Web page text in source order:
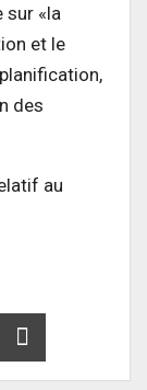
sur «la
et le
des
au